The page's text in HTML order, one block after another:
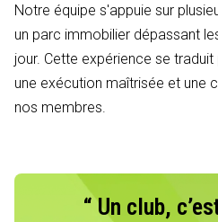
Notre équipe s'appuie sur
un parc immobilier dépassant
jour. Cette expérience se
une exécution maîtrisée et une
nos membres.
“ Un club,